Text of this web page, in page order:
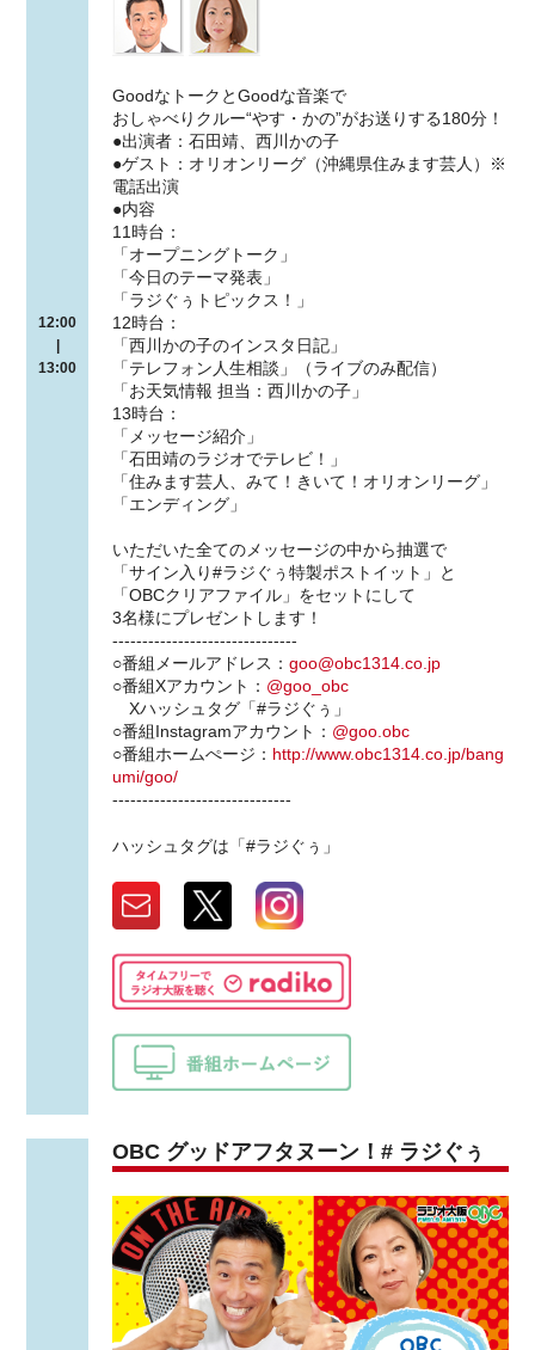
12:00
13:00
GoodなトークとGoodな音楽で
おしゃべりクルー“やす・かの”がお送りする180分！
●出演者：石田靖、西川かの子
●ゲスト：オリオンリーグ（沖縄県住みます芸人）※
電話出演
●内容
11時台：
「オープニングトーク」
「今日のテーマ発表」
「ラジぐぅトピックス！」
12時台：
「西川かの子のインスタ日記」
「テレフォン人生相談」（ライブのみ配信）
「お天気情報 担当：西川かの子」
13時台：
「メッセージ紹介」
「石田靖のラジオでテレビ！」
「住みます芸人、みて！きいて！オリオンリーグ」
「エンディング」
いただいた全てのメッセージの中から抽選で
「サイン入り#ラジぐぅ特製ポストイット」と
「OBCクリアファイル」をセットにして
3名様にプレゼントします！
-------------------------------
○番組メールアドレス：goo@obc1314.co.jp
○番組Xアカウント： @goo_obc
Xハッシュタグ「#ラジぐぅ」
○番組Instagramアカウント： @goo.obc
○番組ホームぺージ： http://www.obc1314.co.jp/bang
umi/goo/
------------------------------
ハッシュタグは「#ラジぐぅ」
OBC グッドアフタヌーン！# ラジぐぅ